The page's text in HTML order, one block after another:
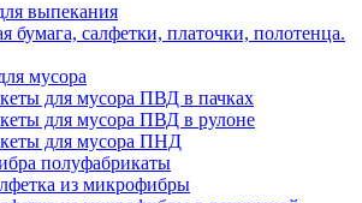
выпекания
бумага, салфетки, платочки, полотенца.
мусора
для мусора ПВД в пачках
для мусора ПВД в рулоне
для мусора ПНД
полуфабрикаты
из микрофибры